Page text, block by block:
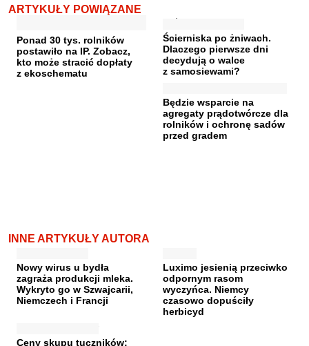
ARTYKUŁY POWIĄZANE
Ponad 30 tys. rolników
postawiło na IP. Zobacz,
kto może stracić dopłaty
z ekoschematu
Ścierniska po żniwach.
Dlaczego pierwsze dni
decydują o walce
z samosiewami?
Będzie wsparcie na
agregaty prądotwórcze dla
rolników i ochronę sadów
przed gradem
INNE ARTYKUŁY AUTORA
Nowy wirus u bydła
zagraża produkcji mleka.
Wykryto go w Szwajcarii,
Niemczech i Francji
Luximo jesienią przeciwko
odpornym rasom
wyczyńca. Niemcy
czasowo dopuściły
herbicyd
Ceny skupu tuczników: